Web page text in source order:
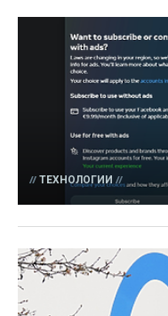
ТЕХНОЛОГИИ